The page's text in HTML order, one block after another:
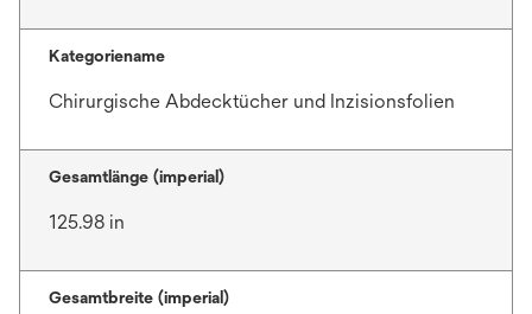
Kategoriename
Chirurgische Abdecktücher und Inzisionsfolien
Gesamtlänge (imperial)
125.98 in
Gesamtbreite (imperial)